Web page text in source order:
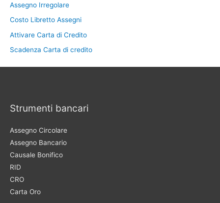
Assegno Irregolare
Costo Libretto Assegni
Attivare Carta di Credito
Scadenza Carta di credito
Strumenti bancari
Assegno Circolare
Assegno Bancario
Causale Bonifico
RID
CRO
Carta Oro